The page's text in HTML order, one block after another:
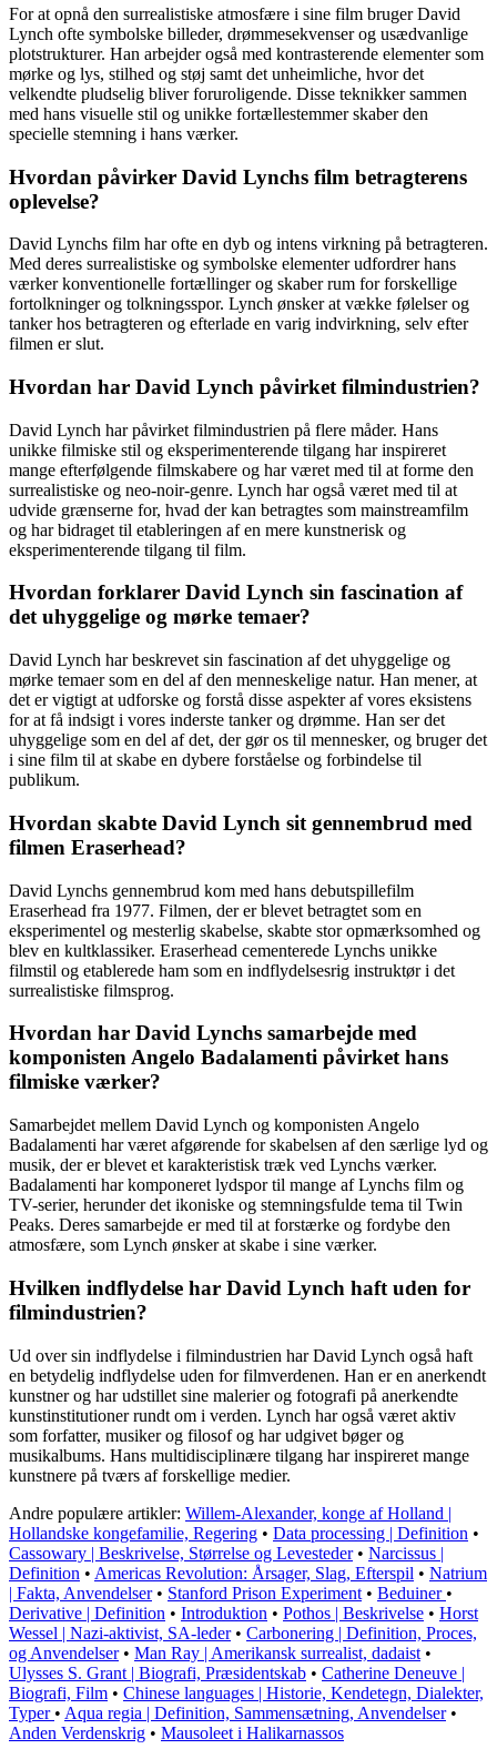
For at opnå den surrealistiske atmosfære i sine film bruger David
Lynch ofte symbolske billeder, drømmesekvenser og usædvanlige
plotstrukturer. Han arbejder også med kontrasterende elementer som
mørke og lys, stilhed og støj samt det unheimliche, hvor det
velkendte pludselig bliver foruroligende. Disse teknikker sammen
med hans visuelle stil og unikke fortællestemmer skaber den
specielle stemning i hans værker.
Hvordan påvirker David Lynchs film betragterens
oplevelse?
David Lynchs film har ofte en dyb og intens virkning på betragteren.
Med deres surrealistiske og symbolske elementer udfordrer hans
værker konventionelle fortællinger og skaber rum for forskellige
fortolkninger og tolkningsspor. Lynch ønsker at vække følelser og
tanker hos betragteren og efterlade en varig indvirkning, selv efter
filmen er slut.
Hvordan har David Lynch påvirket filmindustrien?
David Lynch har påvirket filmindustrien på flere måder. Hans
unikke filmiske stil og eksperimenterende tilgang har inspireret
mange efterfølgende filmskabere og har været med til at forme den
surrealistiske og neo-noir-genre. Lynch har også været med til at
udvide grænserne for, hvad der kan betragtes som mainstreamfilm
og har bidraget til etableringen af en mere kunstnerisk og
eksperimenterende tilgang til film.
Hvordan forklarer David Lynch sin fascination af
det uhyggelige og mørke temaer?
David Lynch har beskrevet sin fascination af det uhyggelige og
mørke temaer som en del af den menneskelige natur. Han mener, at
det er vigtigt at udforske og forstå disse aspekter af vores eksistens
for at få indsigt i vores inderste tanker og drømme. Han ser det
uhyggelige som en del af det, der gør os til mennesker, og bruger det
i sine film til at skabe en dybere forståelse og forbindelse til
publikum.
Hvordan skabte David Lynch sit gennembrud med
filmen Eraserhead?
David Lynchs gennembrud kom med hans debutspillefilm
Eraserhead fra 1977. Filmen, der er blevet betragtet som en
eksperimentel og mesterlig skabelse, skabte stor opmærksomhed og
blev en kultklassiker. Eraserhead cementerede Lynchs unikke
filmstil og etablerede ham som en indflydelsesrig instruktør i det
surrealistiske filmsprog.
Hvordan har David Lynchs samarbejde med
komponisten Angelo Badalamenti påvirket hans
filmiske værker?
Samarbejdet mellem David Lynch og komponisten Angelo
Badalamenti har været afgørende for skabelsen af den særlige lyd og
musik, der er blevet et karakteristisk træk ved Lynchs værker.
Badalamenti har komponeret lydspor til mange af Lynchs film og
TV-serier, herunder det ikoniske og stemningsfulde tema til Twin
Peaks. Deres samarbejde er med til at forstærke og fordybe den
atmosfære, som Lynch ønsker at skabe i sine værker.
Hvilken indflydelse har David Lynch haft uden for
filmindustrien?
Ud over sin indflydelse i filmindustrien har David Lynch også haft
en betydelig indflydelse uden for filmverdenen. Han er en anerkendt
kunstner og har udstillet sine malerier og fotografi på anerkendte
kunstinstitutioner rundt om i verden. Lynch har også været aktiv
som forfatter, musiker og filosof og har udgivet bøger og
musikalbums. Hans multidisciplinære tilgang har inspireret mange
kunstnere på tværs af forskellige medier.
Andre populære artikler: Willem-Alexander, konge af Holland |
Hollandske kongefamilie, Regering • Data processing | Definition •
Cassowary | Beskrivelse, Størrelse og Levesteder• Narcissus |
Definition • Americas Revolution: Årsager, Slag, Efterspil • Natrium
| Fakta, Anvendelser• Stanford Prison Experiment • Beduiner •
Derivative | Definition • Introduktion • Pothos | Beskrivelse • Horst
Wessel | Nazi-aktivist, SA-leder• Carbonering | Definition, Proces,
og Anvendelser• Man Ray | Amerikansk surrealist, dadaist •
Ulysses S. Grant | Biografi, Præsidentskab • Catherine Deneuve |
Biografi, Film • Chinese languages | Historie, Kendetegn, Dialekter,
Typer • Aqua regia | Definition, Sammensætning, Anvendelser•
Anden Verdenskrig • Mausoleet i Halikarnassos